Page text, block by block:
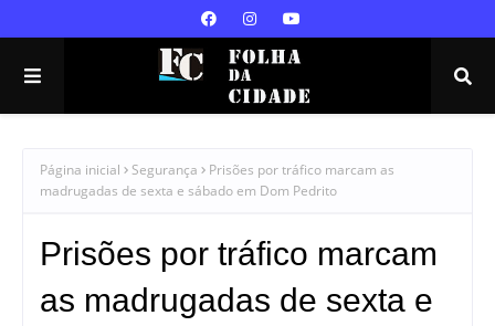
Página inicial Segurança
Prisões por tráfico marcam as
madrugadas de sexta e sábado em Dom Pedrito
Prisões por tráfico marcam
as madrugadas de sexta e